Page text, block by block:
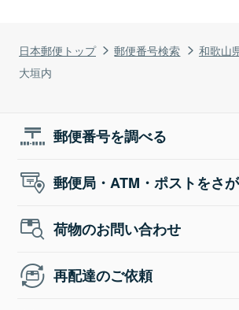
日本郵便トップ 郵便番号検索 和歌山
大垣内
郵便番号を調べる
郵便局・ATM・ポストをさ
荷物のお問い合わせ
再配達のご依頼